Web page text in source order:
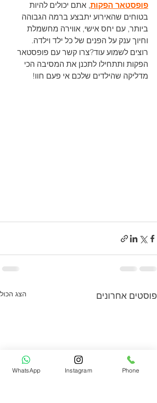
פופסטאר הפקות, אתם יכולים להיות
בטוחים שהאירוע יתבצע ברמה הגבוהה
ביותר, עם יחס אישי, אווירה מחשמלת
וחיוך ענק על הפנים של כל ילד וילדה.
רוצים לשמוע עוד?צרו קשר עם פופסטאר
הפקות ותתחילו לתכנן את המסיבה הכי
מדליקה שהילדים שלכם אי פעם חוו!
פוסטים אחרונים הצג הכול
WhatsApp Instagram Phone